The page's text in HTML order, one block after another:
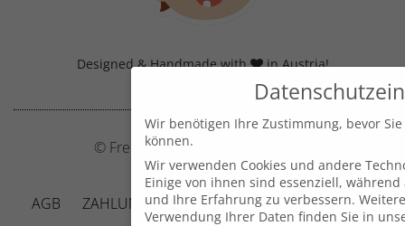
Designed & Handmade with in Austria!
© Frecher Zwerg by J. Barclay e.U.
AGB ZAHLUNG UND VERSAND DATENSCHUTZ
Wir benötigen Ihre Zustimmung, bevor
können.
Wir verwenden Cookies und andere
Einige von ihnen sind essenziell,
und Ihre Erfahrung zu verbessern.
Verwendung Ihrer Daten finden Sie in